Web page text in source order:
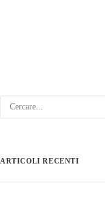
ARTICOLI RECENTI